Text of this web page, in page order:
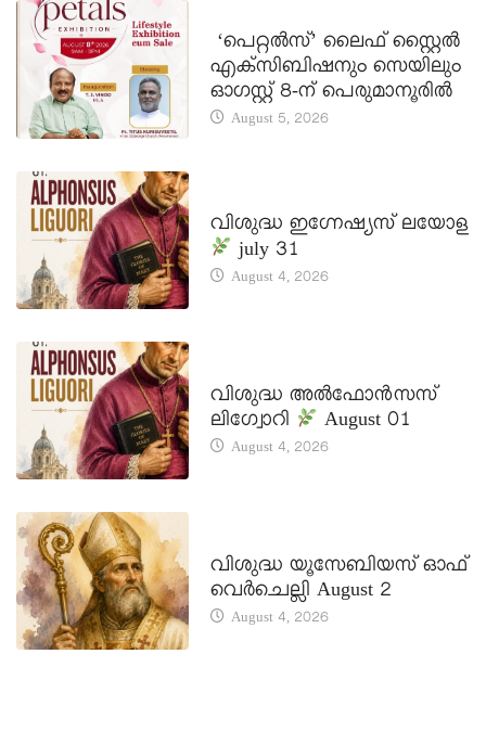
‘പെറ്റൽസ്’ ലൈഫ് സ്റ്റൈൽ
എക്സിബിഷനും സെയിലും
ഓഗസ്റ്റ് 8-ന് പെരുമാനൂരിൽ
August 5, 2026
വിശുദ്ധ ഇഗ്നേഷ്യസ് ലയോള
july 31
August 4, 2026
വിശുദ്ധ അൽഫോൻസസ്
ലിഗ്വോറി
August 01
August 4, 2026
വിശുദ്ധ യൂസേബിയസ് ഓഫ്
വെർചെല്ലി August 2
August 4, 2026